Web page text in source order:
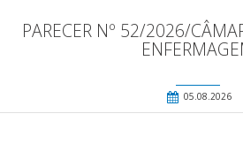
PARECER Nº 52/2026/
05.08.2026